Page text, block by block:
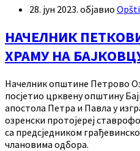
28. јун 2023. објавио
НАЧЕЛНИК
ХРАМУ НА
Начелник општине Петрово
посјетио црквену општину
апостола Петра и Павла у
озренски протојереј
са предсједником
члановима одбора.